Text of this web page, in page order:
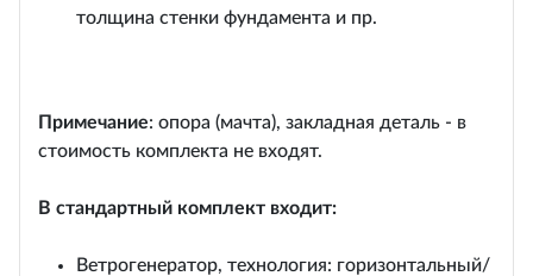
толщина стенки фундамента и пр.
Примечание: опора (мачта), закладная деталь - в
стоимость комплекта не входят.
В стандартный комплект входит:
Ветрогенератор, технология: горизонтальный/